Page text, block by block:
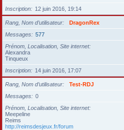
Inscription
12 juin 2016, 19:14
Rang, Nom d’utilisateur
DragonRex
Messages
577
Prénom, Localisation, Site internet
Alexandra
Tinqueux
Inscription
14 juin 2016, 17:07
Rang, Nom d’utilisateur
Test-RDJ
Messages
0
Prénom, Localisation, Site internet
Meepeline
Reims
http://reimsdesjeux.fr/forum